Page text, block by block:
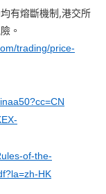
有熔斷機制,港交所
。
trading/price-
of-the-
HK